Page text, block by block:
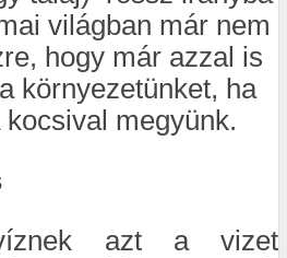
világban már nem
hogy már azzal is
környezetünket, ha
megyünk.
víznek azt a vizet